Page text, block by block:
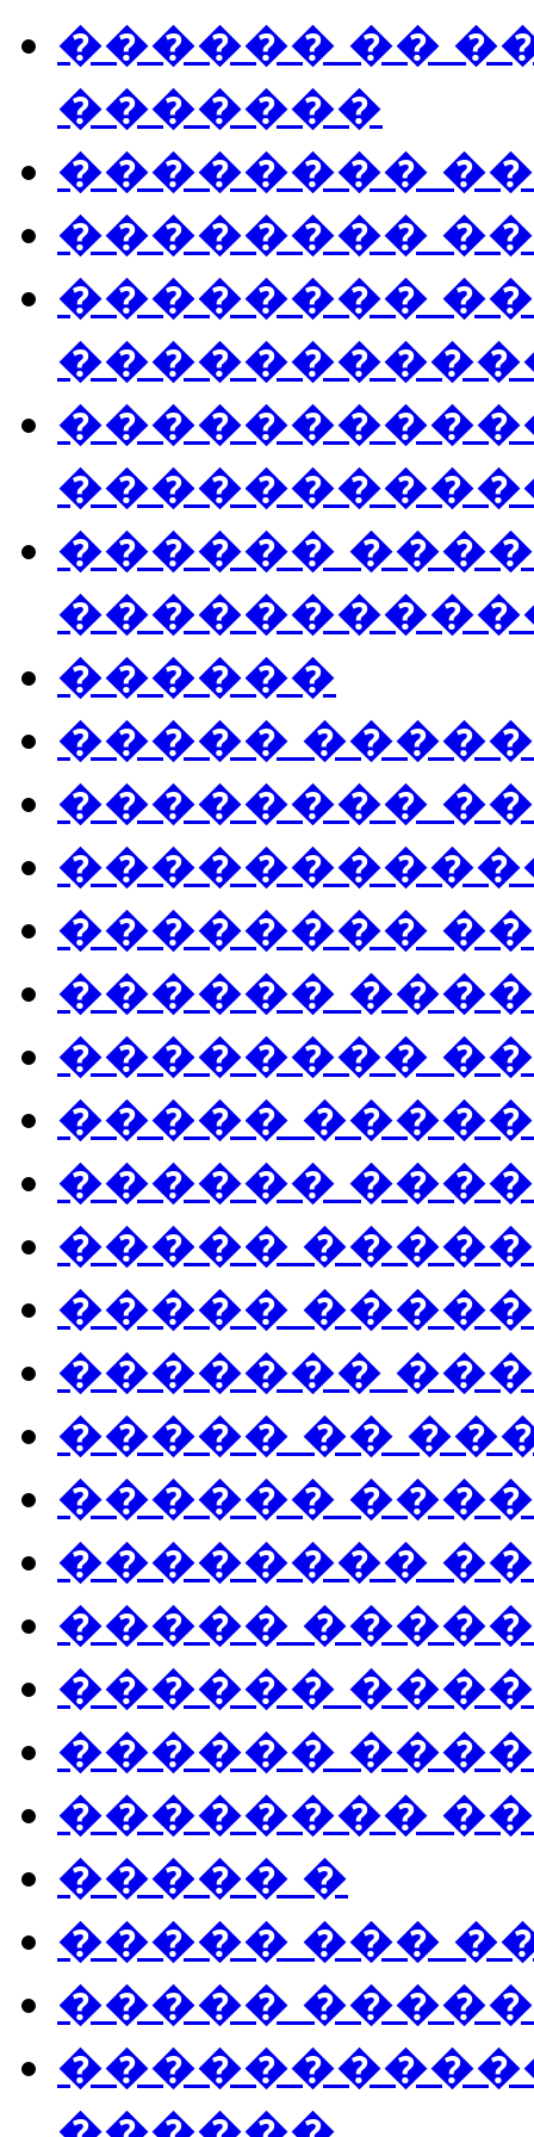
������ ��
�������
��������
��������
��������
������
������
�����
��������
��������
������
��������
�����
������
�����
�����
�������
����� ��
������
��������
�����
������
������
��������
����� �
����� ���
�����